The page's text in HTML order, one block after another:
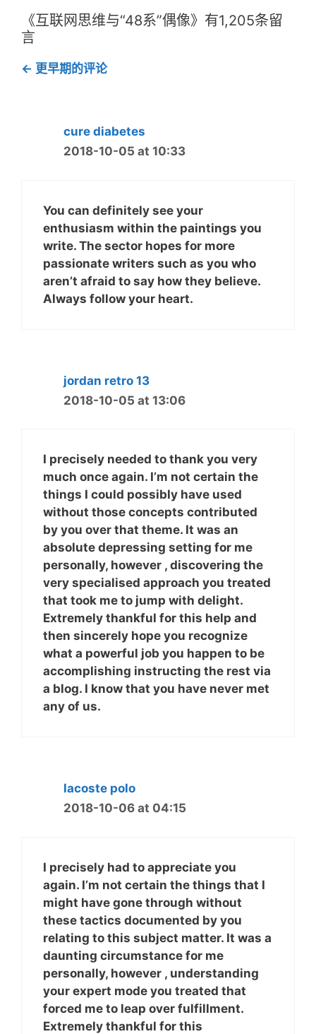
） 开
）
《互联网思维与“48系”偶像》有1,205条留
言
评
← 更早期的评论
cure diabetes
2018-10-05 at 10:33
You can definitely see your
enthusiasm within the paintings you
write. The sector hopes for more
passionate writers such as you who
aren’t afraid to say how they believe.
Always follow your heart.
jordan retro 13
2018-10-05 at 13:06
I precisely needed to thank you very
much once again. I’m not certain the
things I could possibly have used
without those concepts contributed
by you over that theme. It was an
absolute depressing setting for me
personally, however , discovering the
very specialised approach you treated
that took me to jump with delight.
Extremely thankful for this help and
then sincerely hope you recognize
what a powerful job you happen to be
accomplishing instructing the rest via
a blog. I know that you have never met
any of us.
lacoste polo
2018-10-06 at 04:15
I precisely had to appreciate you
again. I’m not certain the things that I
might have gone through without
these tactics documented by you
relating to this subject matter. It was a
daunting circumstance for me
personally, however , understanding
your expert mode you treated that
forced me to leap over fulfillment.
Extremely thankful for this